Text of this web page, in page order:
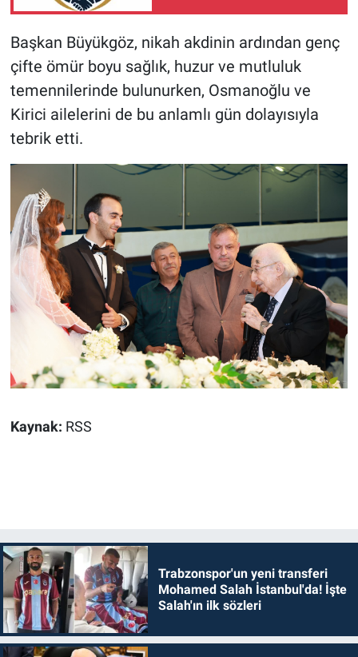
Başkan Büyükgöz, nikah akdinin ardından genç
çifte ömür boyu sağlık, huzur ve mutluluk
temennilerinde bulunurken, Osmanoğlu ve
Kirici ailelerini de bu anlamlı gün dolayısıyla
tebrik etti.
Kaynak: RSS
Trabzonspor'un yeni transferi
Mohamed Salah İstanbul'da! İşte
Salah'ın ilk sözleri